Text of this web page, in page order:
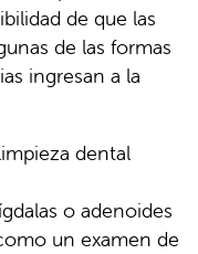
de que las
de las formas
ingresan a la
dental
o adenoides
un examen de